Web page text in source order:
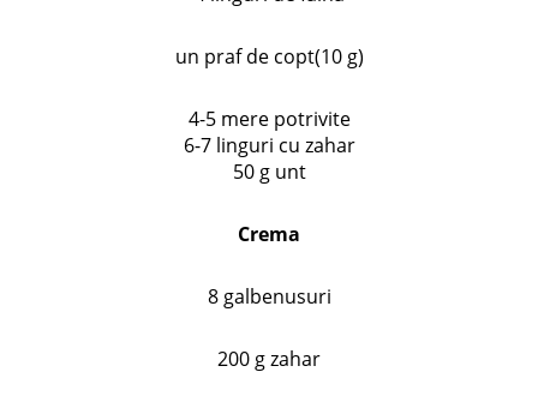
un praf de copt(10 g)
4-5 mere potrivite
6-7 linguri cu zahar
50 g unt
Crema
8 galbenusuri
200 g zahar